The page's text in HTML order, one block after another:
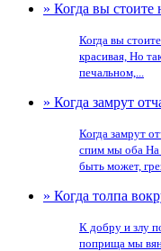
» Когда вы стоите
Когда вы
красивая, Но
печальном,...
» Когда замрут
Когда замрут
спим мы оба На
быть может,
» Когда толпа
К добру и злу
поприща мы